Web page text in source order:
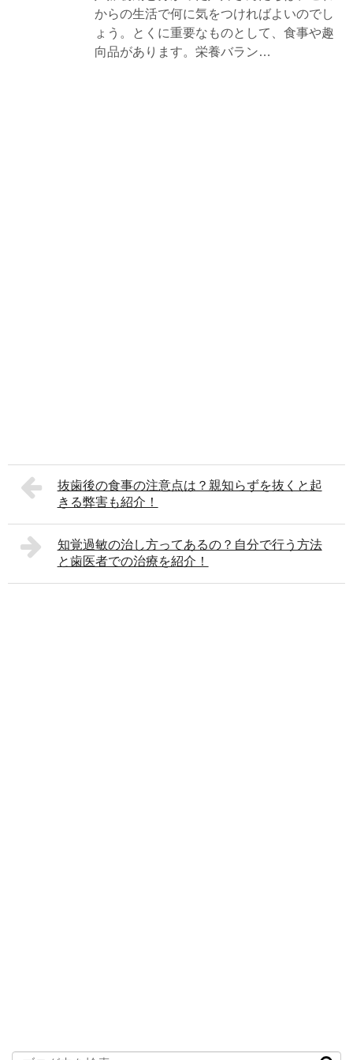
からの生活で何に気をつければよいのでし
ょう。とくに重要なものとして、食事や趣
向品があります。栄養バラン…
抜歯後の食事の注意点は？親知らずを抜くと起
きる弊害も紹介！
知覚過敏の治し方ってあるの？自分で行う方法
と歯医者での治療を紹介！